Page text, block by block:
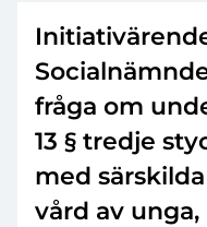
fråga om
13 § tredje
med
vård av unga,